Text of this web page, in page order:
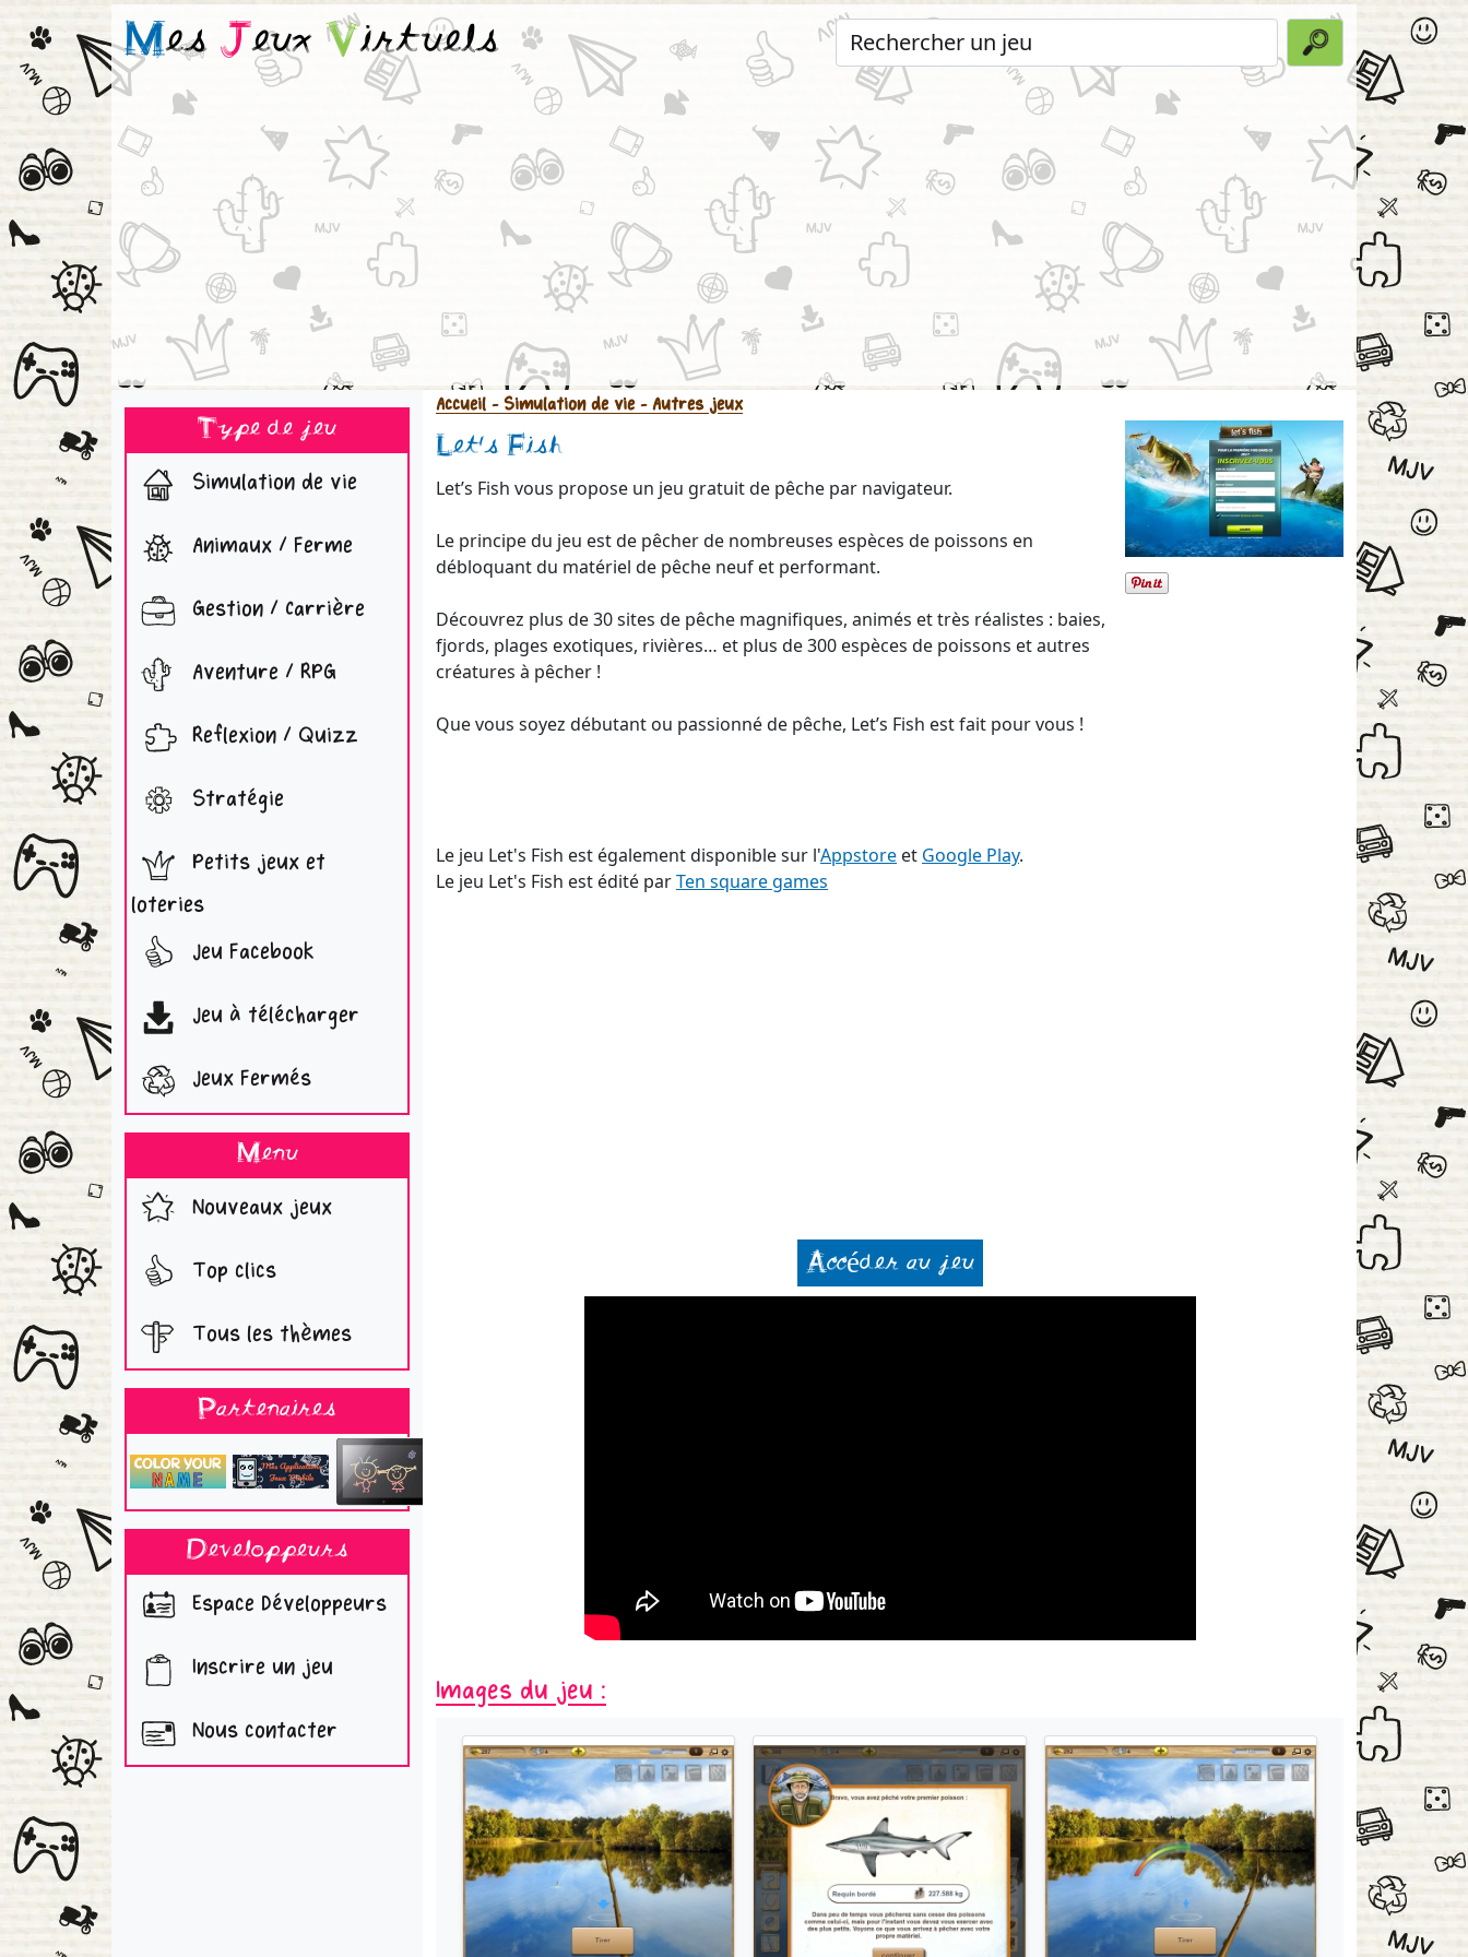
Mes Jeux Virtuels
Type de jeu
Simulation de vie
Animaux / Ferme
Gestion / Carrière
Aventure / RPG
Reflexion / Quizz
Stratégie
Petits jeux et
loteries
Jeu Facebook
Jeu à télécharger
Jeux Fermés
Menu
Nouveaux jeux
Top clics
Tous les thèmes
Partenaires
Developpeurs
Espace Développeurs
Inscrire un jeu
Nous contacter
Accueil - Simulation de vie- Autres jeux
Let's Fish
Let’s Fish vous propose un jeu gratuit de pêche par navigateur.
Le principe du jeu est de pêcher de nombreuses espèces de poissons en
débloquant du matériel de pêche neuf et performant.
Découvrez plus de 30 sites de pêche magnifiques, animés et très réalistes : baies,
fjords, plages exotiques, rivières… et plus de 300 espèces de poissons et autres
créatures à pêcher !
Que vous soyez débutant ou passionné de pêche, Let’s Fish est fait pour vous !
Le jeu Let's Fish est également disponible sur l'Appstore et Google Play.
Le jeu Let's Fish est édité parTen square games
Accéder au jeu
Images du jeu :